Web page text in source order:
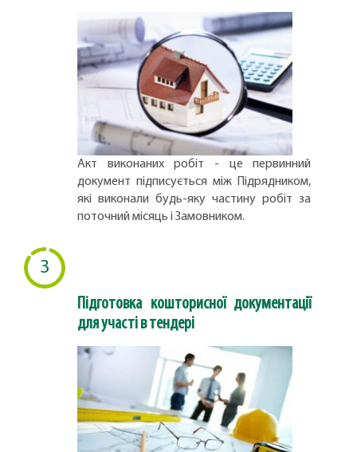
Акт виконаних робіт - це первинний
документ підписується між Підрядником,
які виконали будь-яку частину робіт за
поточний місяць і Замовником.
3
Підготовка кошторисної документації
для участі в тендері